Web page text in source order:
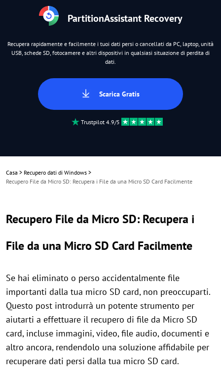
PartitionAssistant Recovery
Recupera rapidamente e facilmente i tuoi dati persi o cancellati da PC, laptop, unità
USB, schede SD, fotocamere e altri dispositivi in qualsiasi situazione di perdita di
dati.
Scarica Gratis
Trustpilot 4.9/5
Casa > Recupero dati di Windows >
Recupero File da Micro SD: Recupera i File da una Micro SD Card Facilmente
Recupero File da Micro SD: Recupera i
File da una Micro SD Card Facilmente
Se hai eliminato o perso accidentalmente file
importanti dalla tua micro SD card, non preoccuparti.
Questo post introdurrà un potente strumento per
aiutarti a effettuare il recupero di file da Micro SD
card, incluse immagini, video, file audio, documenti e
altro ancora, rendendolo una soluzione affidabile per
recuperare dati persi dalla tua micro SD card.